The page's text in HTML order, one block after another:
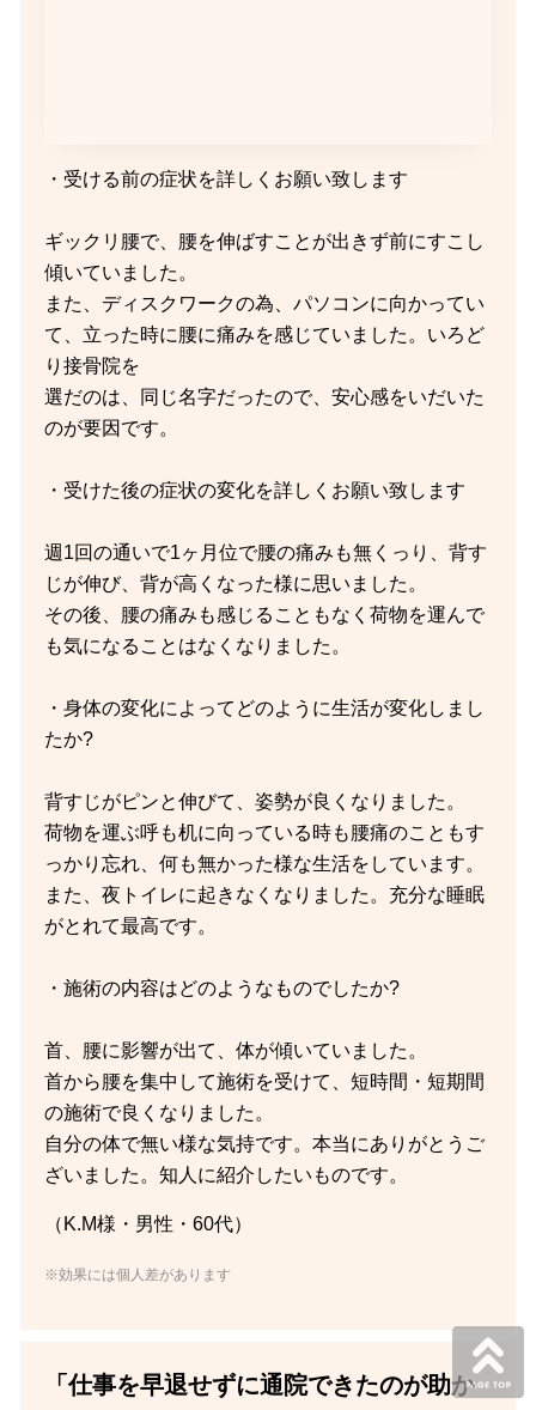
・受ける前の症状を詳しくお願い致します
ギックリ腰で、腰を伸ばすことが出きず前にすこし
傾いていました。
また、ディスクワークの為、パソコンに向かってい
て、立った時に腰に痛みを感じていました。いろど
り接骨院を
選だのは、同じ名字だったので、安心感をいだいた
のが要因です。
・受けた後の症状の変化を詳しくお願い致します
週1回の通いで1ヶ月位で腰の痛みも無くっり、背す
じが伸び、背が高くなった様に思いました。
その後、腰の痛みも感じることもなく荷物を運んで
も気になることはなくなりました。
・身体の変化によってどのように生活が変化しまし
たか?
背すじがピンと伸びて、姿勢が良くなりました。
荷物を運ぶ呼も机に向っている時も腰痛のこともす
っかり忘れ、何も無かった様な生活をしています。
また、夜トイレに起きなくなりました。充分な睡眠
がとれて最高です。
・施術の内容はどのようなものでしたか?
首、腰に影響が出て、体が傾いていました。
首から腰を集中して施術を受けて、短時間・短期間
の施術で良くなりました。
自分の体で無い様な気持です。本当にありがとうご
ざいました。知人に紹介したいものです。
（K.M様・男性・60代）
※効果には個人差があります
「仕事を早退せずに通院できたのが助か